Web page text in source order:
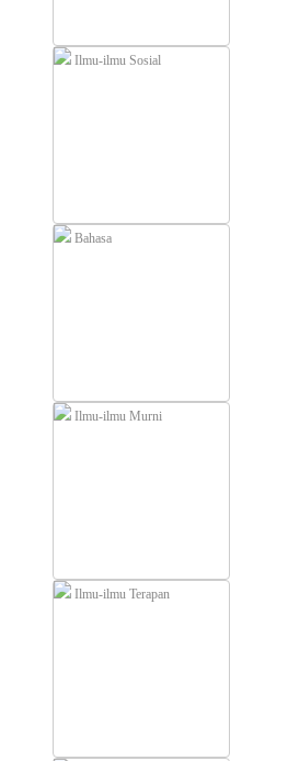
Ilmu-ilmu Sosial
Bahasa
Ilmu-ilmu Murni
Ilmu-ilmu Terapan